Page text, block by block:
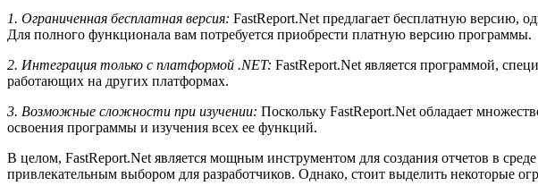
1. Ограниченная бесплатная версия: FastReport.Net предлагает бесплатную версию,
Для полного функционала вам потребуется приобрести платную версию программы.
2. Интеграция только с платформой .NET: FastReport.Net является программой,
работающих на других платформах.
3. Возможные сложности при изучении: Поскольку FastReport.Net обладает
освоения программы и изучения всех ее функций.
В целом, FastReport.Net является мощным инструментом для создания отчетов в
привлекательным выбором для разработчиков. Однако, стоит выделить некоторые